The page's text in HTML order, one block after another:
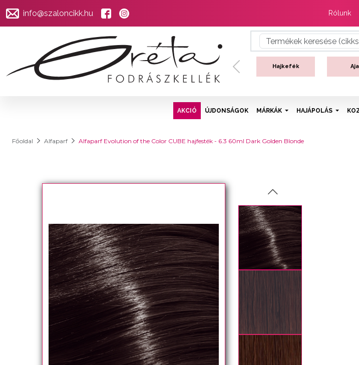
info@szaloncikk.hu Rólunk
Hajkefék
Previous
AKCIÓ ÚJDONSÁGOK MÁRKÁK HAJÁPOLÁS
Főoldal Alfaparf Alfaparf Evolution of the Color CUBE hajfesték - 6.3 60ml Dark Golden Blonde